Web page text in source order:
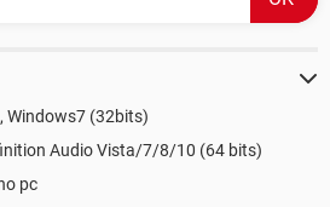
Windows7 (32bits)
Audio Vista/7/8/10 (64 bits)
pc